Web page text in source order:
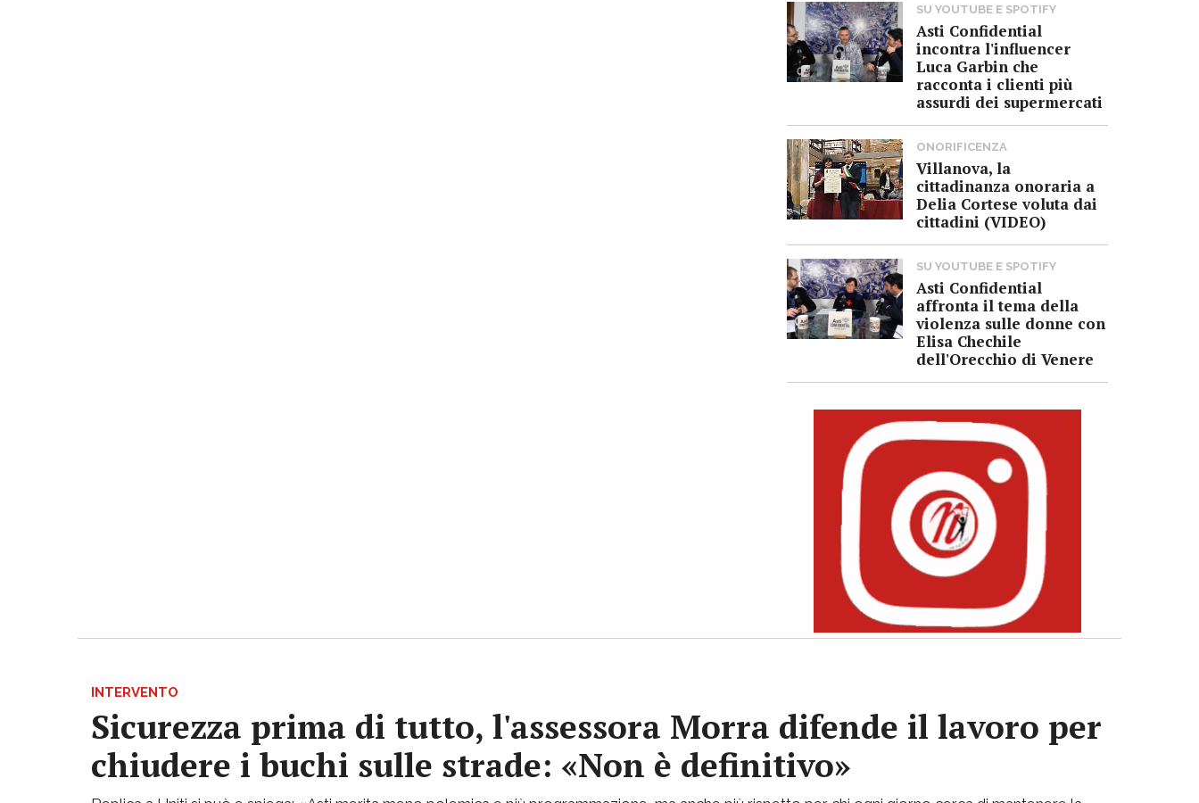
SU YOUTUBE E SPOTIFY
Asti Confidential
incontra l'influencer
Luca Garbin che
racconta i clienti più
assurdi dei supermercati
ONORIFICENZA
Villanova, la
cittadinanza onoraria a
Delia Cortese voluta dai
cittadini (VIDEO)
SU YOUTUBE E SPOTIFY
Asti Confidential
affronta il tema della
violenza sulle donne con
Elisa Chechile
dell'Orecchio di Venere
INTERVENTO
Sicurezza prima di tutto, l'assessora Morra difende il lavoro per
chiudere i buchi sulle strade: «Non è definitivo»